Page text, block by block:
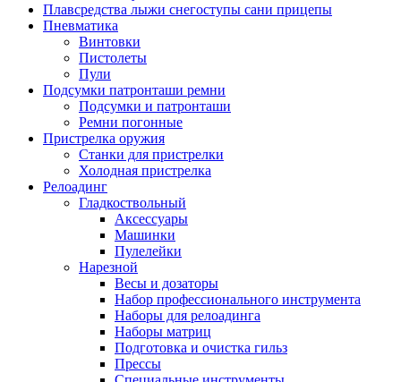
Плавсредства лыжи снегоступы сани прицепы
Пневматика
Винтовки
Пистолеты
Пули
Подсумки патронташи ремни
Подсумки и патронташи
Ремни погонные
Пристрелка оружия
Станки для пристрелки
Холодная пристрелка
Релоадинг
Гладкоствольный
Аксессуары
Машинки
Пулелейки
Нарезной
Весы и дозаторы
Набор профессионального инструмента
Наборы для релоадинга
Наборы матриц
Подготовка и очистка гильз
Прессы